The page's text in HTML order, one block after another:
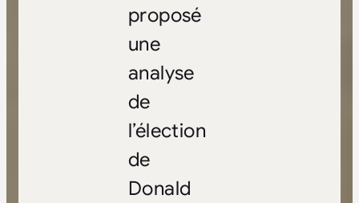
proposé
une
analyse
de
l’élection
de
Donald